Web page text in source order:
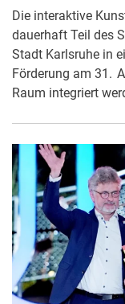
Die interaktive
dauerhaft Teil des
Stadt Karlsruhe in
Förderung am 31.
Raum integriert